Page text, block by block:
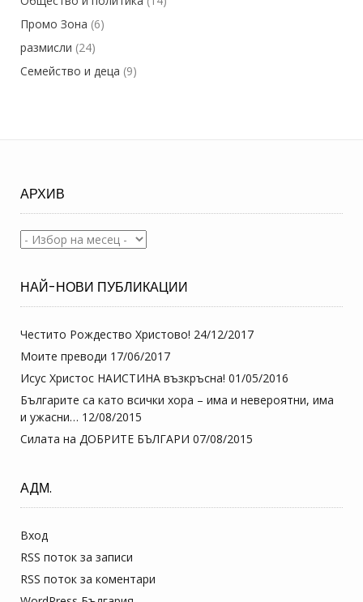
Промо Зона (6)
размисли (24)
Семейство и деца (9)
АРХИВ
Архив
НАЙ-НОВИ ПУБЛИКАЦИИ
Честито Рождество Христово! 24/12/2017
Моите преводи 17/06/2017
Исус Христос НАИСТИНА възкръсна! 01/05/2016
Българите са като всички хора – има и невероятни, има
и ужасни… 12/08/2015
Силата на ДОБРИТЕ БЪЛГАРИ 07/08/2015
АДМ.
Вход
RSS поток за записи
RSS поток за коментари